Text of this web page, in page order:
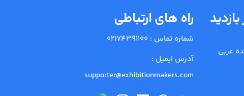
عربی
راه های ارتباطی
شماره تماس : 02174391100
آدرس ایمیل :
supporter@exhibitionmakers.com